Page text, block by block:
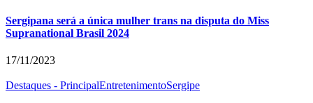
Sergipana será a única mulher trans na disputa do Miss
Supranational Brasil 2024
17/11/2023
Destaques - PrincipalEntretenimentoSergipe